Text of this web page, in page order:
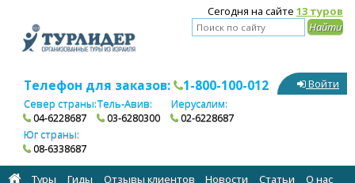
Сегодня на сайте 13 туров
Телефон для заказов: 1-800-100-012
Север страны:
04-6228687
Тель-Авив:
03-6280300
Иерусалим:
02-6228687
Юг страны:
08-6338687
Войти
Туры Гиды Отзывы клиентов Новости Статьи
О нас